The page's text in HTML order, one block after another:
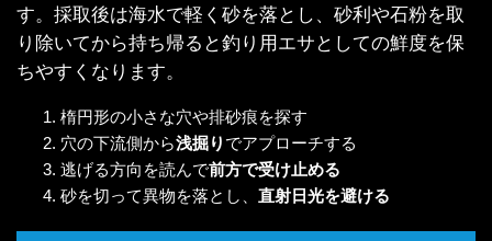
す。採取後は海水で軽く砂を落とし、砂利や石粉を取
り除いてから持ち帰ると釣り用エサとしての鮮度を保
ちやすくなります。
楕円形の小さな穴や排砂痕を探す
穴の下流側から浅掘り でアプローチする
逃げる方向を読んで前方で受け止める
砂を切って異物を落とし、 直射日光を避ける